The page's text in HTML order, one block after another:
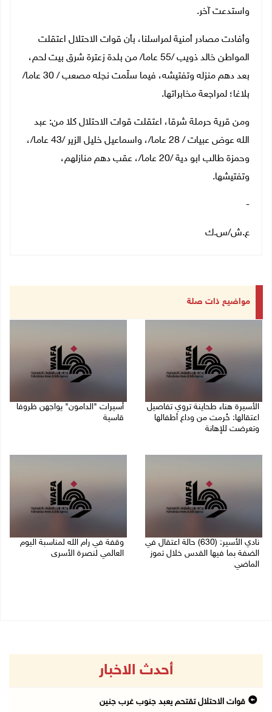
واستدعت آخر.
وأفادت مصادر أمنية لمراسلنا، بأن قوات الاحتلال اعتقلت
المواطن خالد ذويب /55 عاما/ من بلدة زعترة شرق بيت لحم،
بعد دهم منزله وتفتيشه، فيما سلّمت نجله مصعب / 30 عاما/
بلاغا؛ لمراجعة مخابراتها.
ومن قرية حرملة شرقا، اعتقلت قوات الاحتلال كلا من: عبد
الله عوض عبيات / 28 عاما/، واسماعيل خليل الزير /43 عاما/،
وحمزة طالب ابو دية /20 عاما/، عقب دهم منازلهم،
وتفتيشها.
-
ع.ش/س.ك
مواضيع ذات صلة
الأسيرة هناء طحاينة تروي تفاصيل
اعتقالها: حُرمت من وداع أطفالها
وتعرضت للإهانة
أسيرات "الدامون" يواجهن ظروفا
قاسية
نادي الأسير: (630) حالة اعتقال في
الضفة بما فيها القدس خلال تموز
الماضي
وقفة في رام الله لمناسبة اليوم
العالمي لنصرة الأسرى
أحدث الاخبار
قوات الاحتلال تقتحم يعبد جنوب غرب جنين